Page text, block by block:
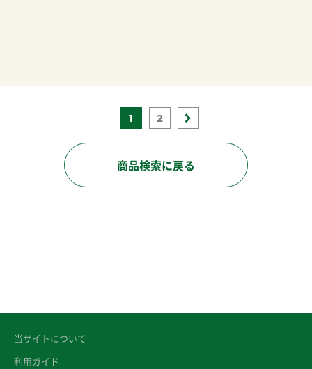
1 2
商品検索に戻る
当サイトについて
利用ガイド